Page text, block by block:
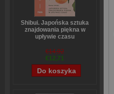
Shibui. Japońska sztuka
znajdowania piękna w
upływie czasu
€14,92
€12,71